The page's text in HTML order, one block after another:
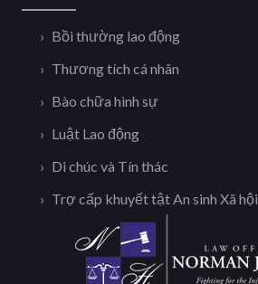
Bồi thường lao động
Thương tích cá nhân
Bào chữa hình sự
Luật Lao động
Di chúc và Tín thác
Trợ cấp khuyết tật An sinh Xã hội